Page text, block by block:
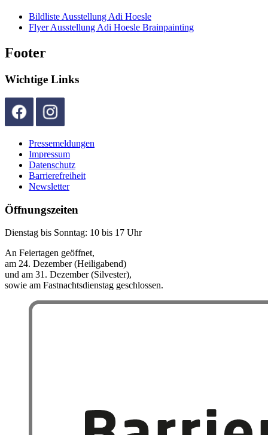
Bildliste Ausstellung Adi Hoesle
Flyer Ausstellung Adi Hoesle Brainpainting
Footer
Wichtige Links
Pressemeldungen
Impressum
Datenschutz
Barrierefreiheit
Newsletter
Öffnungszeiten
Dienstag bis Sonntag: 10 bis 17 Uhr
An Feiertagen geöffnet,
am 24. Dezember (Heiligabend)
und am 31. Dezember (Silvester),
sowie am Fastnachtsdienstag geschlossen.